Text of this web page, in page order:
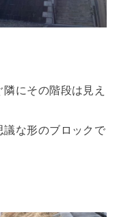
にその階段は見え
議な形のブロックで